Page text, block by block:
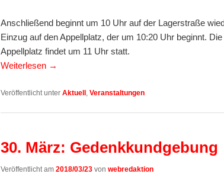
Anschließend beginnt um 10 Uhr auf der Lagerstraße
Einzug auf den Appellplatz, der um 10:20 Uhr beginnt.
Appellplatz findet um 11 Uhr statt.
Weiterlesen →
Veröffentlicht unter Aktuell Veranstaltungen
30. März: Gedenkkundgebung
Veröffentlicht am 2018/03/23 von webredaktion